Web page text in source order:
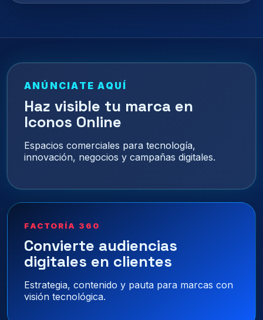
ANÚNCIATE AQUÍ
Haz visible tu marca en
Iconos Online
Espacios comerciales para tecnología,
innovación, negocios y campañas digitales.
FACTORÍA 360
Convierte audiencias
digitales en clientes
Estrategia, contenido y pauta para marcas con
visión tecnológica.